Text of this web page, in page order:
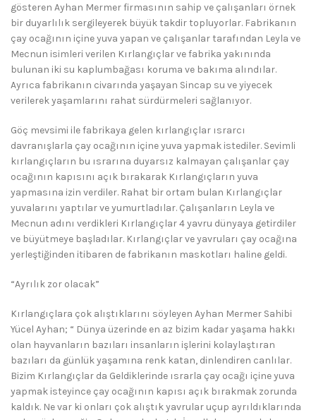
gösteren Ayhan Mermer firmasının sahip ve çalışanları örnek
bir duyarlılık sergileyerek büyük takdir topluyorlar. Fabrikanın
çay ocağının içine yuva yapan ve çalışanlar tarafından Leyla ve
Mecnun isimleri verilen Kırlangıçlar ve fabrika yakınında
bulunan iki su kaplumbağası koruma ve bakıma alındılar.
Ayrıca fabrikanın civarında yaşayan Sincap su ve yiyecek
verilerek yaşamlarını rahat sürdürmeleri sağlanıyor.
Göç mevsimi ile fabrikaya gelen kırlangıçlar ısrarcı
davranışlarla çay ocağının içine yuva yapmak istediler. Sevimli
kırlangıçların bu ısrarına duyarsız kalmayan çalışanlar çay
ocağının kapısını açık bırakarak Kırlangıçların yuva
yapmasına izin verdiler. Rahat bir ortam bulan Kırlangıçlar
yuvalarını yaptılar ve yumurtladılar. Çalışanların Leyla ve
Mecnun adını verdikleri Kırlangıçlar 4 yavru dünyaya getirdiler
ve büyütmeye başladılar. Kırlangıçlar ve yavruları çay ocağına
yerleştiğinden itibaren de fabrikanın maskotları haline geldi.
“Ayrılık zor olacak”
Kırlangıçlara çok alıştıklarını söyleyen Ayhan Mermer Sahibi
Yücel Ayhan; “ Dünya üzerinde en az bizim kadar yaşama hakkı
olan hayvanların bazıları insanların işlerini kolaylaştıran
bazıları da günlük yaşamına renk katan, dinlendiren canlılar.
Bizim Kırlangıçlar da Geldiklerinde ısrarla çay ocağı içine yuva
yapmak isteyince çay ocağının kapısı açık bırakmak zorunda
kaldık. Ne var ki onları çok alıştık yavrular uçup ayrıldıklarında